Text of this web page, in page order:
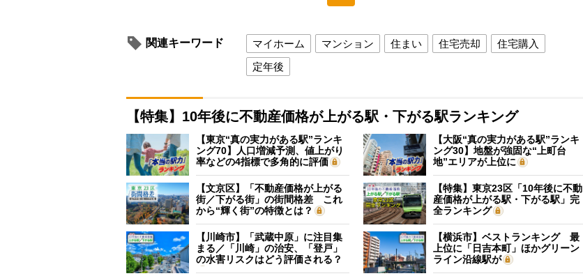
関連キーワード マイホーム マンション 住まい 住宅売却
住宅購入
定年後
【特集】10年後に不動産価格が上がる駅・下がる駅ランキング
【東京“真の実力がある駅”ランキ
ング70】人口増減予測、値上がり
率などの4指標で多角的に評価
【大阪“真の実力がある駅”ランキ
ング30】地盤が強固な“上町台
地”エリアが上位に
【文京区】「不動産価格が上がる
街／下がる街」の街間格差 これ
から“輝く街”の特徴とは？
【特集】東京23区「10年後に不動
産価格が上がる駅・下がる駅」完
全ランキング
【川崎市】「武蔵中原」に注目集
まる／「川崎」の治安、「登戸」
の水害リスクはどう評価される？
【横浜市】ベストランキング 最
上位に「日吉本町」ほかグリーン
ライン沿線駅が